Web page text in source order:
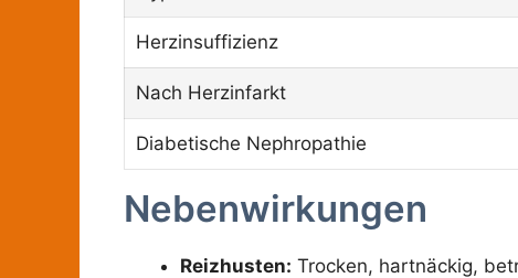
Herzinsuffizienz
Nach Herzinfarkt
Diabetische Nephropathie
Nebenwirkungen
Reizhusten: Trocken, hartnäckig,